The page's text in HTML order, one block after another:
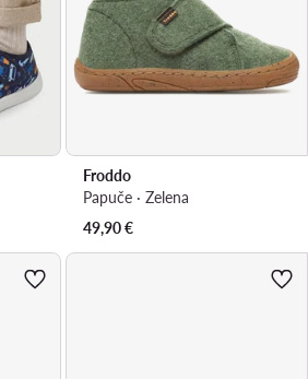
Froddo
Papuče · Zelena
49,90€